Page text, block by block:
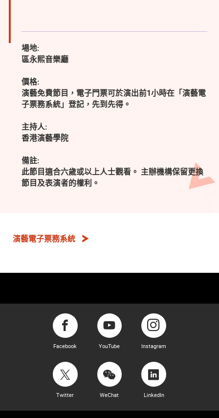
場地:
區永熙音樂廳
價格:
演藝免費節目，電子門票可於演出前1小時在「演藝電
子票務系統」登記，先到先得。
主持人:
香港演藝學院
備註:
此節目適合六歲或以上人士觀看。 主辦機構保留更換
節目及表演者的權利。
演藝電子票務系統
Facebook YouTube Instagram
Twitter WeChat LinkedIn